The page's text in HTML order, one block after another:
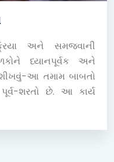
અને સમજવાની
ધ્યાનપૂર્વક અને
આ તમામ બાબતો
પૂર્વ-શરતો છે. આ કાર્ય
થાય છે કે અભ્યાસ એ